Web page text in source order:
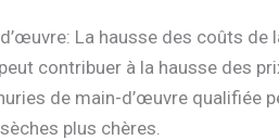
La hausse des coûts
contribuer à la hausse des
de main-d’œuvre qualifiée
plus chères.